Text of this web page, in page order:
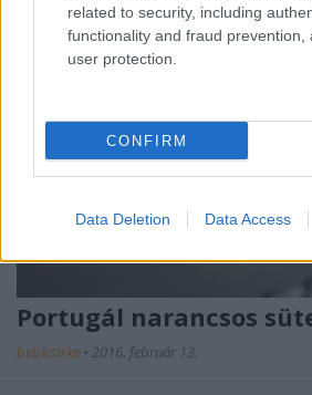
related to security, including
functionality and fraud prevention,
user protection.
CONFIRM
Data Deletion Data Access
Portugál narancsos
bebicsirke • 2016. február 13.